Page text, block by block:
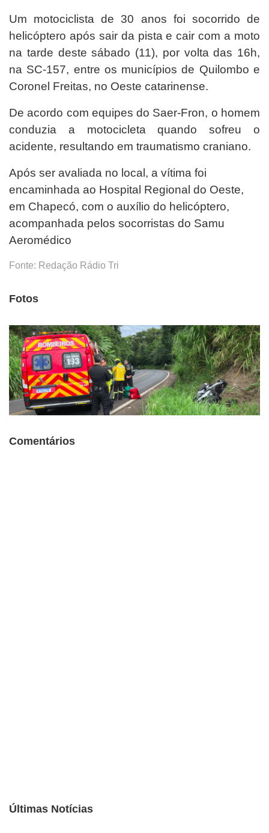
Um motociclista de 30 anos foi socorrido de
helicóptero após sair da pista e cair com a moto
na tarde deste sábado (11), por volta das 16h,
na SC-157, entre os municípios de Quilombo e
Coronel Freitas, no Oeste catarinense.
De acordo com equipes do Saer-Fron, o homem
conduzia a motocicleta quando sofreu o
acidente, resultando em traumatismo craniano.
Após ser avaliada no local, a vítima foi
encaminhada ao Hospital Regional do Oeste,
em Chapecó, com o auxílio do helicóptero,
acompanhada pelos socorristas do Samu
Aeromédico
Fonte: Redação Rádio Tri
Fotos
Comentários
Últimas Notícias